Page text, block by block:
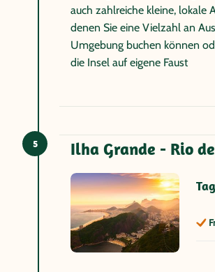
auch zahlreiche kleine, lokale
denen Sie eine Vielzahl an
Umgebung buchen können
die Insel auf eigene Faust
5 Ilha Grande - Rio